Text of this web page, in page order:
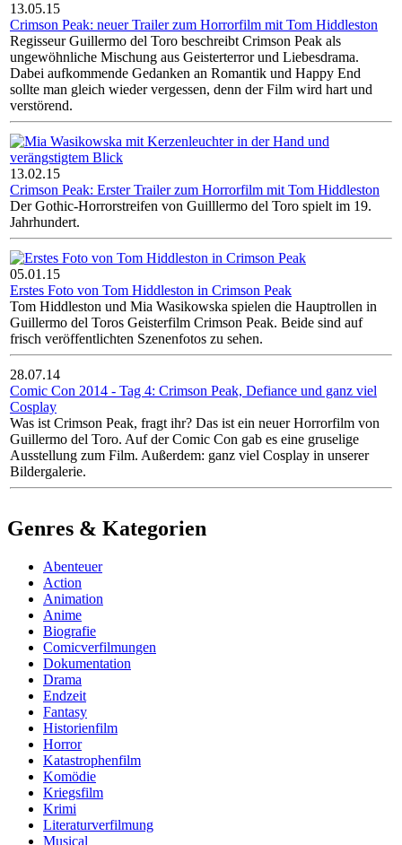
13.05.15
Crimson Peak: neuer Trailer zum Horrorfilm mit Tom Hiddleston
Regisseur Guillermo del Toro beschreibt Crimson Peak als
ungewöhnliche Mischung aus Geisterterror und Liebesdrama.
Dabei aufkommende Gedanken an Romantik und Happy End
sollte man gleich wieder vergessen, denn der Film wird hart und
verstörend.
13.02.15
Crimson Peak: Erster Trailer zum Horrorfilm mit Tom Hiddleston
Der Gothic-Horrorstreifen von Guilllermo del Toro spielt im 19.
Jahrhundert.
05.01.15
Erstes Foto von Tom Hiddleston in Crimson Peak
Tom Hiddleston und Mia Wasikowska spielen die Hauptrollen in
Guillermo del Toros Geisterfilm Crimson Peak. Beide sind auf
frisch veröffentlichten Szenenfotos zu sehen.
28.07.14
Comic Con 2014 - Tag 4: Crimson Peak, Defiance und ganz viel
Cosplay
Was ist Crimson Peak, fragt ihr? Das ist ein neuer Horrorfilm von
Guillermo del Toro. Auf der Comic Con gab es eine gruselige
Ausstellung zum Film. Außerdem: ganz viel Cosplay in unserer
Bildergalerie.
Genres & Kategorien
Abenteuer
Action
Animation
Anime
Biografie
Comicverfilmungen
Dokumentation
Drama
Endzeit
Fantasy
Historienfilm
Horror
Katastrophenfilm
Komödie
Kriegsfilm
Krimi
Literaturverfilmung
Musical